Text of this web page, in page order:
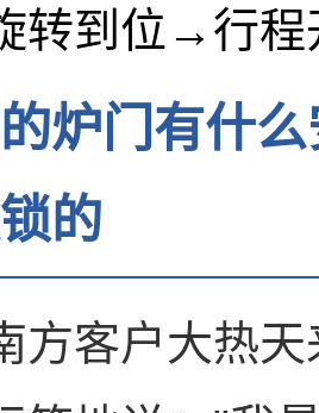
转到位→行
炉门有什
的
方客户大热